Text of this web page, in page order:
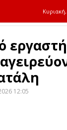
12:05